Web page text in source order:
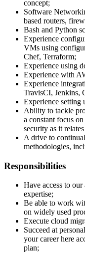
concept;
Software
based routers,
Bash and Python
Experience
VMs using
Chef, Terraform;
Experience using
Experience with
Experience
TravisCI, Jenkins,
Experience setting
Ability to tackle
a constant focus
security as it
A drive to
methodologies,
Responsibilities
Have access to
expertise;
Be able to work
on widely used
Execute cloud
Succeed at
your career here
plan;